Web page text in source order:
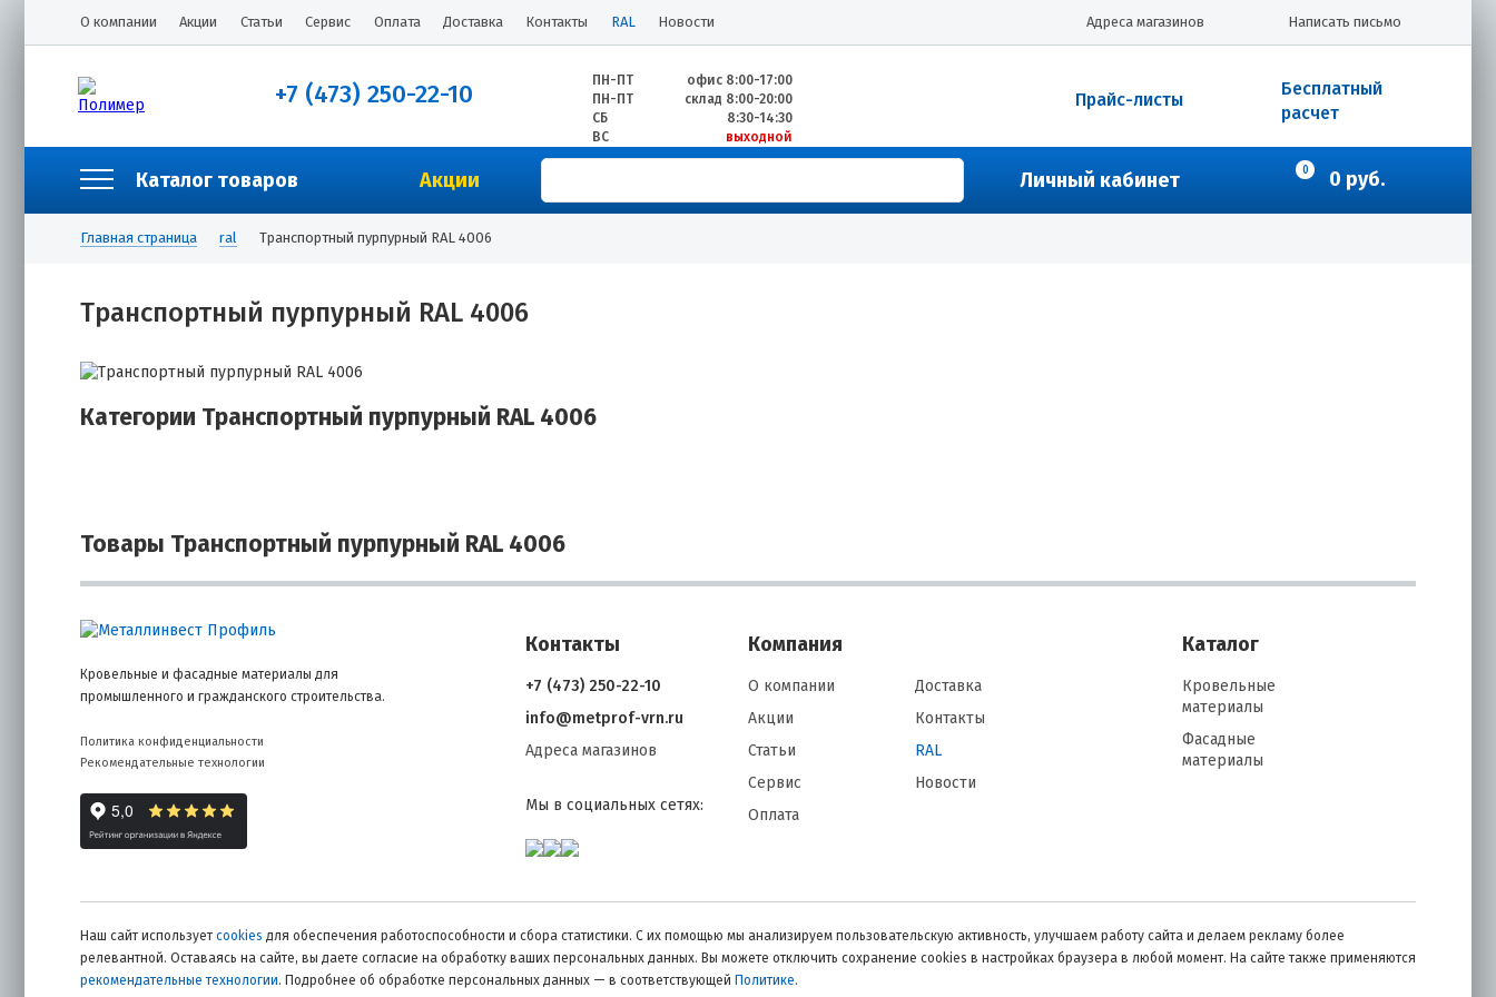
О компании Акции Статьи Сервис Оплата Доставка Контакты RAL Новости Написать письмо
Адреса магазинов
+7 (473) 250-22-10 ПН-ПТ
офис 8:00-17:00
ПН-ПТ
склад 8:00-20:00
СБ
8:30-14:30
ВС
выходной
Бесплатный
расчет
Прайс-листы
Каталог товаров Акции Личный кабинет 0 0 руб.
Главная страница ral Транспортный пурпурный RAL 4006
Транспортный пурпурный RAL 4006
Категории Транспортный пурпурный RAL 4006
Товары Транспортный пурпурный RAL 4006
Кровельные и фасадные материалы для
промышленного и гражданского строительства.
Политика конфиденциальности
Рекомендательные технологии
Контакты
+7 (473) 250-22-10
info@metprof-vrn.ru
Адреса магазинов
Мы в социальных сетях:
Компания
О компании
Акции
Статьи
Сервис
Оплата
Доставка
Контакты
RAL
Новости
Каталог
Кровельные
материалы
Фасадные
материалы
Наш сайт использует cookies для обеспечения работоспособности и сбора статистики. С их помощью мы анализируем пользовательскую активность, улучшаем работу сайта и делаем рекламу более
релевантной. Оставаясь на сайте, вы даете согласие на обработку ваших персональных данных. Вы можете отключить сохранение cookies в настройках браузера в любой момент. На сайте также применяются
рекомендательные технологии. Подробнее об обработке персональных данных — в соответствующей Политике.